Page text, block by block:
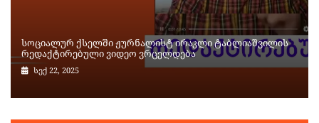
სოციალურ ქსელში ჟურნალისტ ირაკლი ტაბლიაშვილის
რედაქტირებული ვიდეო ვრცელდება
სექ 22, 2025